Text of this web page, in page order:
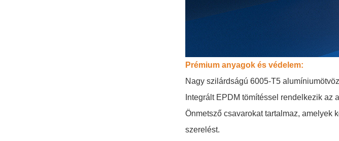
Prémium anyagok és védelem:
Nagy szilárdságú 6005-T5
Integrált EPDM tömítéssel rendelkezik az
Önmetsző csavarokat tartalmaz, amelyek
szerelést.